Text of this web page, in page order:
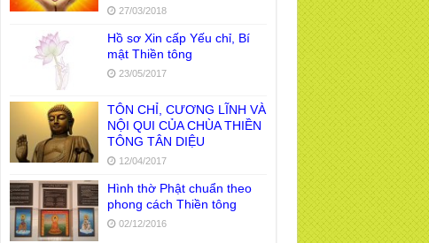
27/03/2018
Hồ sơ Xin cấp Yếu chỉ, Bí
mật Thiền tông
23/05/2017
TÔN CHỈ, CƯƠNG LĨNH VÀ
NỘI QUI CỦA CHÙA THIỀN
TÔNG TÂN DIỆU
12/04/2017
Hình thờ Phật chuẩn theo
phong cách Thiền tông
02/12/2016